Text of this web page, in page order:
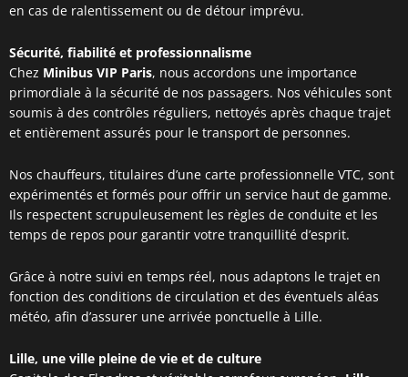
en cas de ralentissement ou de détour imprévu.
Sécurité, fiabilité et professionnalisme
Chez Minibus VIP Paris, nous accordons une importance
primordiale à la sécurité de nos passagers. Nos véhicules sont
soumis à des contrôles réguliers, nettoyés après chaque trajet
et entièrement assurés pour le transport de personnes.
Nos chauffeurs, titulaires d’une carte professionnelle VTC, sont
expérimentés et formés pour offrir un service haut de gamme.
Ils respectent scrupuleusement les règles de conduite et les
temps de repos pour garantir votre tranquillité d’esprit.
Grâce à notre suivi en temps réel, nous adaptons le trajet en
fonction des conditions de circulation et des éventuels aléas
météo, afin d’assurer une arrivée ponctuelle à Lille.
Lille, une ville pleine de vie et de culture